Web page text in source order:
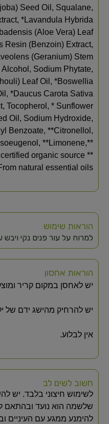
Seed Oil, Squalane,
*Lavandula Hybrida
(Aloe Vera) Leaf
Resin (Benzoin) Extract,
(Geranium) Stem
Sodium Phytate,
Leaf Oil, *Boswellia
*Daucus Carota Sativa
Tocopherol, * Sunflower
Oil, Sodium Hydroxide,
Benzoate, **Citronellol,
**Limonene,**
organic source **
natural essential oils
הוראות שימוש
למרוח על עור פנים נקי
הוראות אחסון
יש לאחסן במקום קריר
יש להרחיק מהישג ידם של
אין לבלוע.
חשוב לשים לב
לשימוש חיצוני בלבד. יש
שלשמה הוא נועד ובהתאם
להימנע ממגע עם העיניים